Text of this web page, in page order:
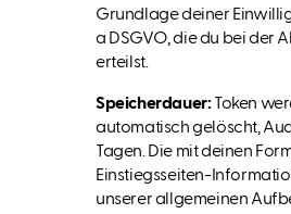
Grundlage deiner
a DSGVO, die du bei der
erteilst.
Speicherdauer:Token
automatisch gelöscht,
Tagen. Die mit deinen
Einstiegsseiten-
unserer allgemeinen